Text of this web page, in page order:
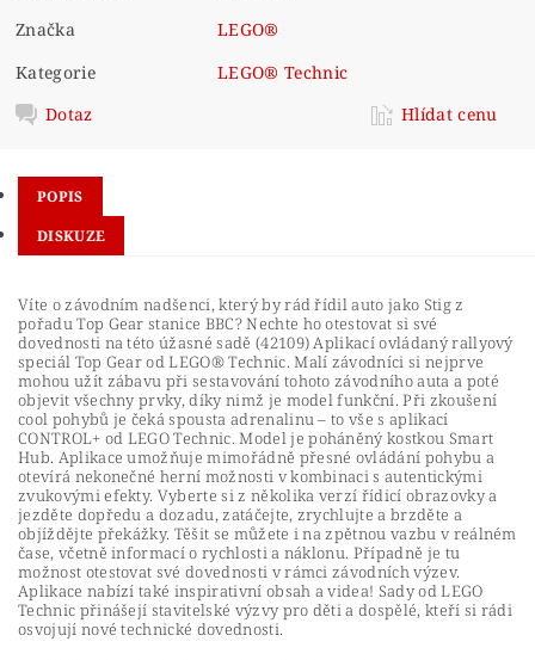
Značka
LEGO®
Kategorie
LEGO® Technic
Dotaz
Hlídat cenu
POPIS
DISKUZE
Víte o závodním nadšenci, který by rád řídil auto jako Stig z
pořadu Top Gear stanice BBC? Nechte ho otestovat si své
dovednosti na této úžasné sadě (42109) Aplikací ovládaný rallyový
speciál Top Gear od LEGO® Technic. Malí závodníci si nejprve
mohou užít zábavu při sestavování tohoto závodního auta a poté
objevit všechny prvky, díky nimž je model funkční. Při zkoušení
cool pohybů je čeká spousta adrenalinu – to vše s aplikací
CONTROL+ od LEGO Technic. Model je poháněný kostkou Smart
Hub. Aplikace umožňuje mimořádně přesné ovládání pohybu a
otevírá nekonečné herní možnosti v kombinaci s autentickými
zvukovými efekty. Vyberte si z několika verzí řídicí obrazovky a
jezděte dopředu a dozadu, zatáčejte, zrychlujte a brzděte a
objíždějte překážky. Těšit se můžete i na zpětnou vazbu v reálném
čase, včetně informací o rychlosti a náklonu. Případně je tu
možnost otestovat své dovednosti v rámci závodních výzev.
Aplikace nabízí také inspirativní obsah a videa! Sady od LEGO
Technic přinášejí stavitelské výzvy pro děti a dospělé, kteří si rádi
osvojují nové technické dovednosti.